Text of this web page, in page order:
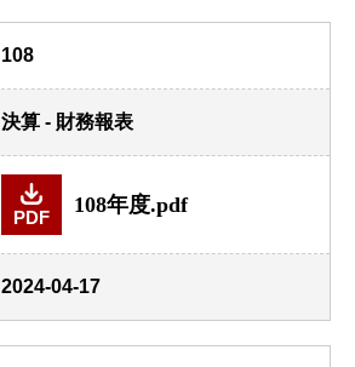
108
決算 - 財務報表
PDF
108年度.pdf
2024-04-17